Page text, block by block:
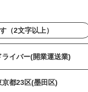
ライバー(開業運送業)
京都23区(墨田区)